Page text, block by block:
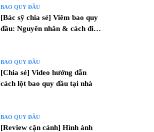
BAO QUY ĐẦU
[Bác sỹ chia sẻ] Viêm bao quy
đầu: Nguyên nhân & cách điều
BAO QUY ĐẦU
[Chia sẻ] Video hướng dẫn
cách lột bao quy đầu tại nhà
BAO QUY ĐẦU
[Review cận cảnh] Hình ảnh